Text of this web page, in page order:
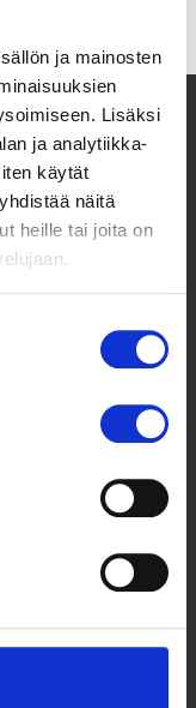
ja mainosten
Lisäksi
ja analytiikka-
käytät
näitä
heille tai joita on